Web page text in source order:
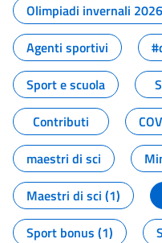
Olimpiadi invernali 2026
Agenti sportivi
Sport e scuola
Contributi
maestri di sci
Maestri di sci (1)
Sport bonus (1)